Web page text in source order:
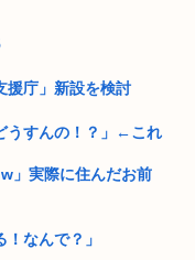
援庁」新設を検討
うすんの！？」←これ
」実際に住んだお前
なんで？」